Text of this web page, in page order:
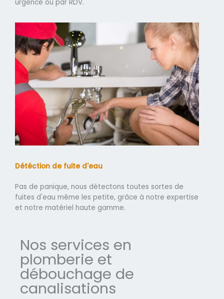
urgence ou par RDV.
Détéction de fuite d'eau
Pas de panique, nous détectons toutes sortes de
fuites d'eau même les petite, grâce à notre expertise
et notre matériel haute gamme.
Nos services en
plomberie et
débouchage de
canalisations